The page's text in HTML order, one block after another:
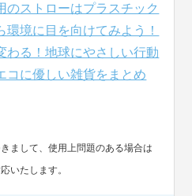
のストローはプラスチック
境に目を向けてみよう！
わる！地球にやさしい行動
コに優しい雑貨をまとめ
まして、使用上問題のある場合は
いたします。